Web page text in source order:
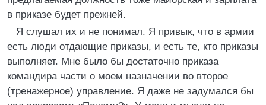
в приказе будет прежней.
Я слушал их и не понимал. Я привык, что в армии
есть люди отдающие приказы, и есть те, кто приказы
выполняет. Мне было бы достаточно приказа
командира части о моем назначении во второе
(тренажерное) управление. Я даже не задумался бы